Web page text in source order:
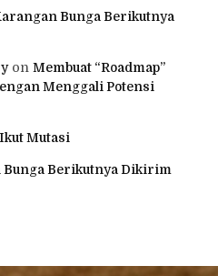
Bunga Berikutnya
on Membuat “Roadmap”
Menggali Potensi
Mutasi
Bunga Berikutnya Dikirim